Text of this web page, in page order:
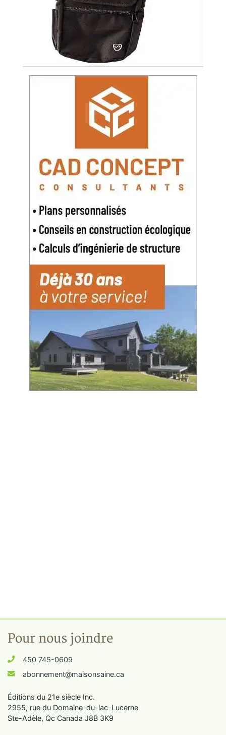
Pour nous joindre
450 745-0609
abonnement@maisonsaine.ca
Éditions du 21e siècle Inc.
2955, rue du Domaine-du-lac-Lucerne
Ste-Adèle, Qc Canada J8B 3K9